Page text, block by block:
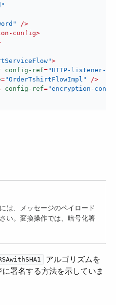
/>
config>
>
config-ref="HTTP-listener-
="OrderTshirtFlowImpl"
/>
config-ref="encryption-
は、メッセージのペイロード
い。変換操作では、暗号化署
​ アルゴリズムを
署名する方法を示していま